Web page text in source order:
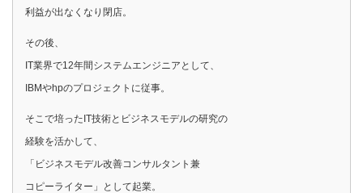
利益が出なくなり閉店。
その後、
IT業界で12年間システムエンジニアとして、
IBMやhpのプロジェクトに従事。
そこで培ったIT技術とビジネスモデルの研究の
経験を活かして、
「ビジネスモデル改善コンサルタント兼
コピーライター」として起業。